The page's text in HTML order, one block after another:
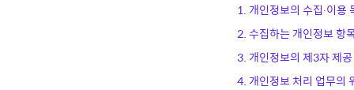
1. 개인정보의 수집∙이용
2. 수집하는 개인정보 항
3. 개인정보의 제3자 제공
4. 개인정보 처리 업무의